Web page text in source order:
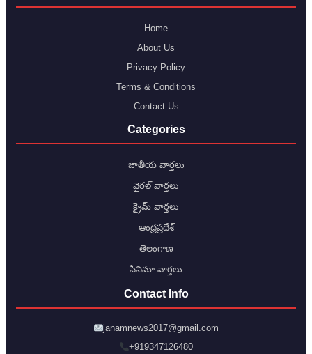
Home
About Us
Privacy Policy
Terms & Conditions
Contact Us
Categories
జాతీయ వార్తలు
వైరల్ వార్తలు
క్రైమ్ వార్తలు
ఆంధ్రప్రదేశ్
తెలంగాణ
సినిమా వార్తలు
Contact Info
janamnews2017@gmail.com
+919347126480